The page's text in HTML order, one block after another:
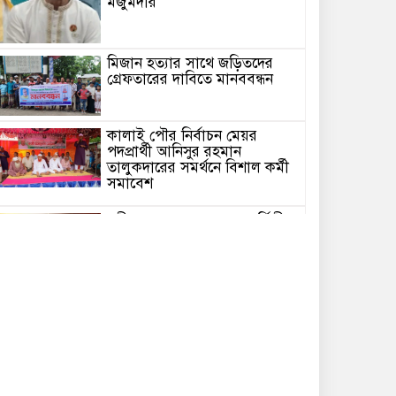
মিজান হত্যার সাথে জড়িতদের
গ্রেফতারের দাবিতে মানববন্ধন
কালাই পৌর নির্বাচন মেয়র
পদপ্রার্থী আনিসুর রহমান
তালুকদারের সমর্থনে বিশাল কর্মী
সমাবেশ
রবীন্দ্রনাথের ৮৫তম মৃত্যুবার্ষিকীতে